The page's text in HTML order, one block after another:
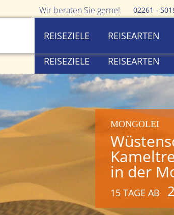
02261 -
Wir beraten Sie gerne!
REISEZIELE REISEARTEN
REISEZIELE REISEARTEN
MONGOLEI
in der
15 TAGE AB